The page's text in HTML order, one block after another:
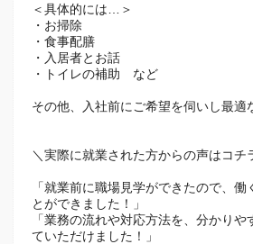
＜具体的には…＞
・お掃除
・食事配膳
・入居者とお話
・トイレの補助 など
その他、入社前にご希望を伺いし最適
＼実際に就業された方からの声はコチ
「就業前に職場見学ができたので、
とができました！」
「業務の流れや対応方法を、分かり
ていただけました！」